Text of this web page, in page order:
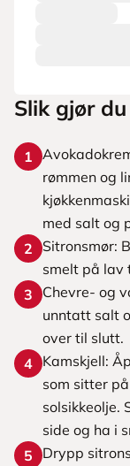
Slik gjør du
1
rømmen og
med salt og
2
Sitronsmør:
smelt på lav
3
Chevre- og
unntatt salt
over til slutt.
4 Kamskjell:
som sitter
solsikkeolje.
side og ha i
5
Drypp